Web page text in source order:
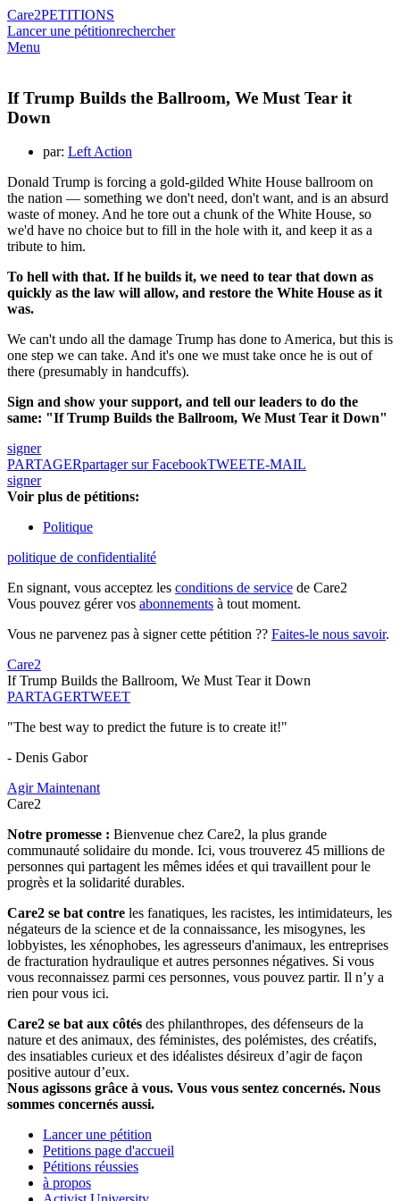
Care2PETITIONS
Lancer une pétitionrechercher
Menu
If Trump Builds the Ballroom, We Must Tear it
Down
par: Left Action
Donald Trump is forcing a gold-gilded White House ballroom on
the nation — something we don't need, don't want, and is an absurd
waste of money. And he tore out a chunk of the White House, so
we'd have no choice but to fill in the hole with it, and keep it as a
tribute to him.
To hell with that. If he builds it, we need to tear that down as
quickly as the law will allow, and restore the White House as it
was.
We can't undo all the damage Trump has done to America, but this is
one step we can take. And it's one we must take once he is out of
there (presumably in handcuffs).
Sign and show your support, and tell our leaders to do the
same: "If Trump Builds the Ballroom, We Must Tear it Down"
signer
PARTAGERpartager sur FacebookTWEETE-MAIL
signer
Voir plus de pétitions:
Politique
politique de confidentialité
En signant, vous acceptez les conditions de service de Care2
Vous pouvez gérer vos abonnements à tout moment.
Vous ne parvenez pas à signer cette pétition ?? Faites-le nous savoir.
Care2
If Trump Builds the Ballroom, We Must Tear it Down
PARTAGERTWEET
"The best way to predict the future is to create it!"
- Denis Gabor
Agir Maintenant
Care2
Notre promesse : Bienvenue chez Care2, la plus grande
communauté solidaire du monde. Ici, vous trouverez 45 millions de
personnes qui partagent les mêmes idées et qui travaillent pour le
progrès et la solidarité durables.
Care2 se bat contre les fanatiques, les racistes, les intimidateurs, les
négateurs de la science et de la connaissance, les misogynes, les
lobbyistes, les xénophobes, les agresseurs d'animaux, les entreprises
de fracturation hydraulique et autres personnes négatives. Si vous
vous reconnaissez parmi ces personnes, vous pouvez partir. Il n’y a
rien pour vous ici.
Care2 se bat aux côtés des philanthropes, des défenseurs de la
nature et des animaux, des féministes, des polémistes, des créatifs,
des insatiables curieux et des idéalistes désireux d’agir de façon
positive autour d’eux.
Nous agissons grâce à vous. Vous vous sentez concernés. Nous
sommes concernés aussi.
Lancer une pétition
Petitions page d'accueil
Pétitions réussies
à propos